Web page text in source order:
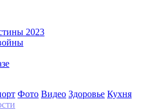
2023
Фото Видео Здоровье Кухня